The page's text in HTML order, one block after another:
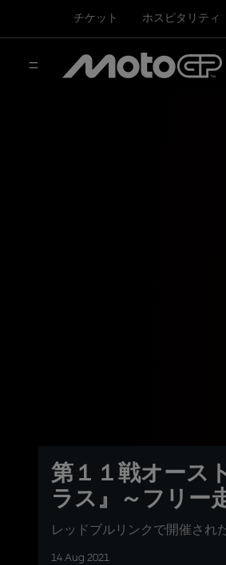
チケット ホスピタリティ
第１１戦オー
ラス』～フリー
レッドブルリンクで開催され
14 Aug 2021